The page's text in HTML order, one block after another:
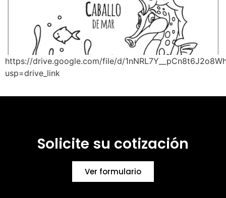
https://drive.google.com/file/d/
usp=drive_link
Solicite su cotización
Ver formulario